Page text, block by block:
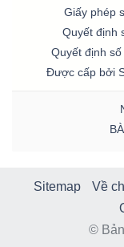
Giấy phép
Quyết định
Quyết định
Được cấp bởi
Sitemap Về
©